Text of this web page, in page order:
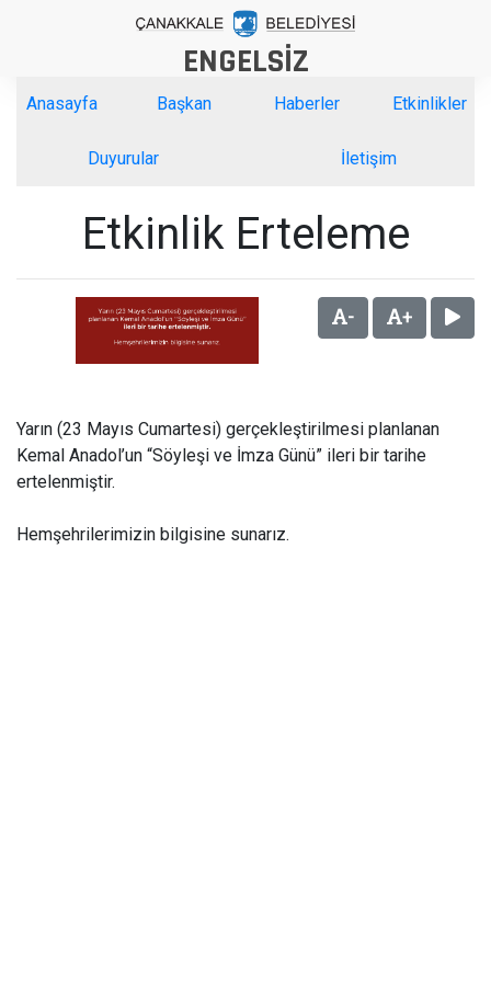
ENGELSİZ
Anasayfa Başkan Haberler Etkinlikler
Duyurular İletişim
Etkinlik Erteleme
- +
Yarın (23 Mayıs Cumartesi) gerçekleştirilmesi planlanan
Kemal Anadol’un “Söyleşi ve İmza Günü” ileri bir tarihe
ertelenmiştir.
Hemşehrilerimizin bilgisine sunarız.